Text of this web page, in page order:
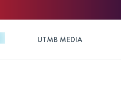
UTMB MEDIA